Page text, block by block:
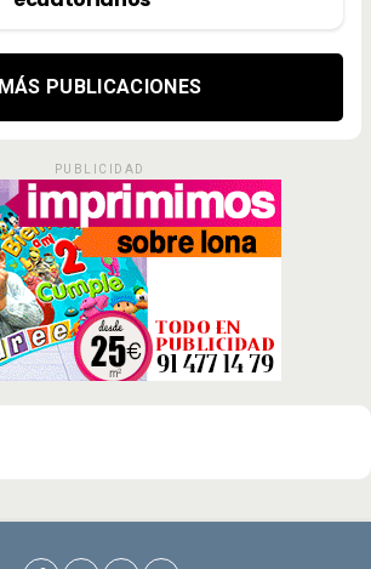
MÁS PUBLICACIONES
PUBLICIDAD